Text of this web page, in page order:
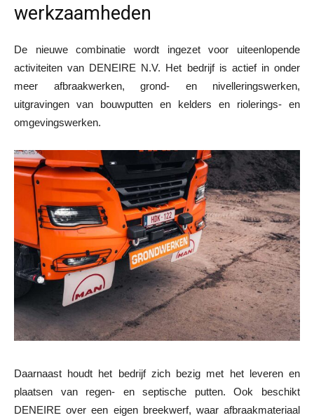
werkzaamheden
De nieuwe combinatie wordt ingezet voor uiteenlopende
activiteiten van DENEIRE N.V. Het bedrijf is actief in onder
meer afbraakwerken, grond- en nivelleringswerken,
uitgravingen van bouwputten en kelders en riolerings- en
omgevingswerken.
Daarnaast houdt het bedrijf zich bezig met het leveren en
plaatsen van regen- en septische putten. Ook beschikt
DENEIRE over een eigen breekwerf, waar afbraakmateriaal